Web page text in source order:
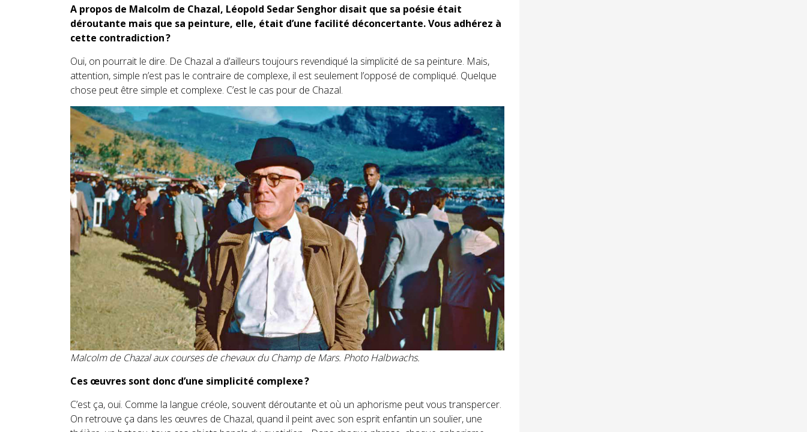
A propos de Malcolm de Chazal, Léopold Sedar Senghor disait que sa poésie était
déroutante mais que sa peinture, elle, était d’une facilité déconcertante. Vous adhérez à
cette contradiction ?
Oui, on pourrait le dire. De Chazal a d’ailleurs toujours revendiqué la simplicité de sa peinture. Mais,
attention, simple n’est pas le contraire de complexe, il est seulement l’opposé de compliqué. Quelque
chose peut être simple et complexe. C’est le cas pour de Chazal.
Malcolm de Chazal aux courses de chevaux du Champ de Mars. Photo Halbwachs.
Ces œuvres sont donc d’une simplicité complexe ?
C’est ça, oui. Comme la langue créole, souvent déroutante et où un aphorisme peut vous transpercer.
On retrouve ça dans les œuvres de Chazal, quand il peint avec son esprit enfantin un soulier, une